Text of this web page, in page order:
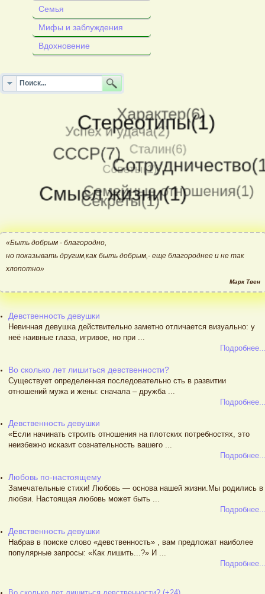
Семья
Мифы и заблуждения
Вдохновение
«Быть добрым - благородно,
но показывать другим,как быть добрым,- еще благороднее и не так
хлопотно»
Марк Твен
Девственность девушки
Невинная девушка действительно заметно отличается визуально: у
неё наивные глаза, игривое, но при ...
Во сколько лет лишиться девственности?
Существует определенная последовательно сть в развитии
отношений мужа и жены: сначала – дружба ...
Девственность девушки
«Если начинать строить отношения на плотских потребностях, это
неизбежно исказит сознательность вашего ...
Любовь по-настоящему
Замечательные стихи! Любовь — основа нашей жизни.Мы родились в
любви. Настоящая любовь может быть ...
Девственность девушки
Набрав в поиске слово «девственность» , вам предложат наиболее
популярные запросы: «Как лишить...?» И ...